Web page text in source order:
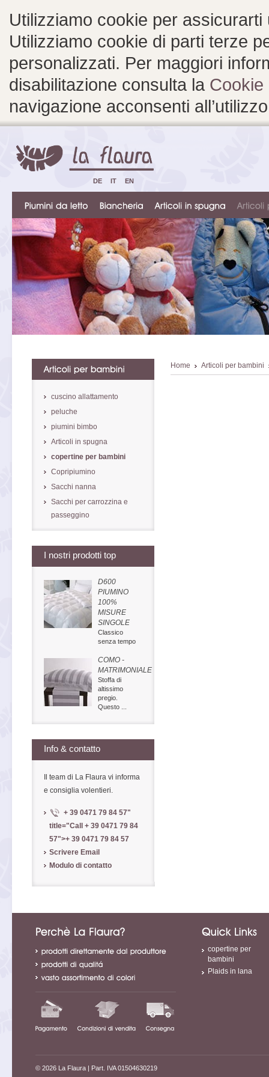
Utilizziamo cookie per
Utilizziamo cookie di parti terze
personalizzati. Per maggiori
disabilitazione consulta la Cookie
navigazione acconsenti
Home Articoli per bambini
cuscino allattamento
peluche
piumini bimbo
Articoli in spugna
copertine per bambini
Copripiumino
Sacchi nanna
Sacchi per carrozzina e
passeggino
I nostri prodotti top
D600
PIUMINO
100%
MISURE
SINGOLE
Classico
senza tempo
COMO -
MATRIMONIALE
Stoffa di
altissimo
pregio.
Questo ...
Info & contatto
Il team di La Flaura vi informa
e consiglia volentieri.
+ 39 0471 79 84 57"
title="Call + 39 0471 79 84
57">+ 39 0471 79 84 57
Scrivere Email
Modulo di contatto
DE IT EN
copertine per
bambini
Plaids in lana
© 2026 La Flaura| Part. IVA 01504630219